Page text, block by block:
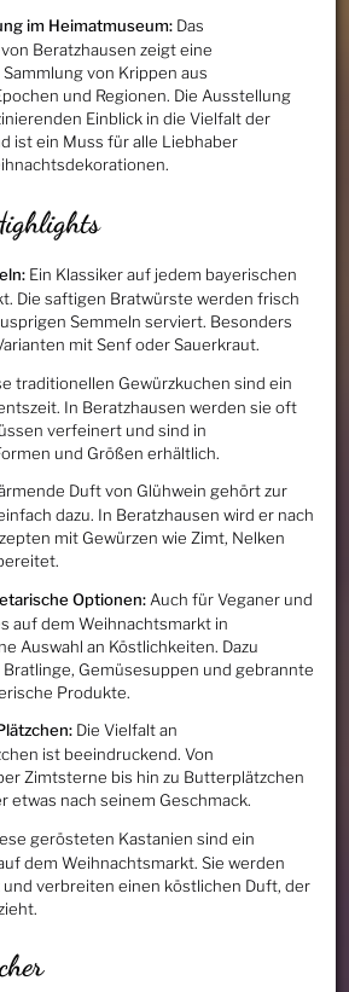
im Heimatmuseum:Das
Beratzhausen zeigt eine
von Krippen aus
und Regionen. Die Ausstellung
Einblick in die Vielfalt der
ist ein Muss für alle Liebhaber
Ein Klassiker auf jedem bayerischen
Die saftigen Bratwürste werden frisch
Semmeln serviert. Besonders
mit Senf oder Sauerkraut.
traditionellen Gewürzkuchen sind ein
In Beratzhausen werden sie oft
verfeinert und sind in
und Größen erhältlich.
Duft von Glühwein gehört zur
dazu. In Beratzhausen wird er nach
mit Gewürzen wie Zimt, Nelken
Optionen:Auch für Veganer und
auf dem Weihnachtsmarkt in
Auswahl an Köstlichkeiten. Dazu
Gemüsesuppen und gebrannte
Produkte.
Die Vielfalt an
ist beeindruckend. Von
Zimtsterne bis hin zu Butterplätzchen
etwas nach seinem Geschmack.
gerösteten Kastanien sind ein
dem Weihnachtsmarkt. Sie werden
verbreiten einen köstlichen Duft, der